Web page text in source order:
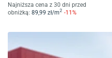
Najniższa cena z 30 dni przed
obniżką: 89,99 zł/m2 -11 %